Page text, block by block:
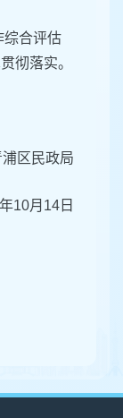
综合评估
彻落实。
浦区民政局
10月14日